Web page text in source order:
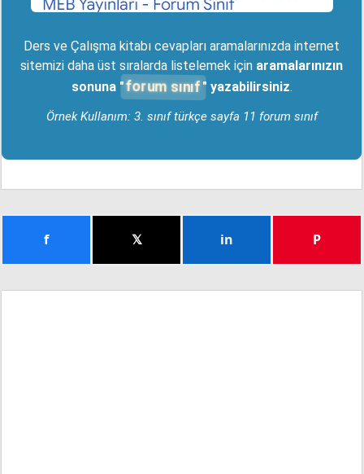
Ders ve Çalışma kitabı cevapları aramalarınızda internet
sitemizi daha üst sıralarda listelemek için aramalarınızın
sonuna " forum sınıf " yazabilirsiniz.
Örnek Kullanım: 3. sınıf türkçe sayfa 11 forum sınıf
f 𝕏 in P